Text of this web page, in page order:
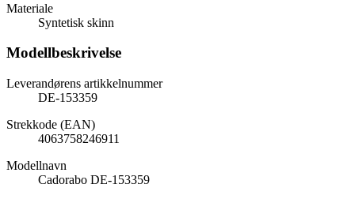
Materiale
Syntetisk skinn
Modellbeskrivelse
Leverandørens artikkelnummer
DE-153359
Strekkode (EAN)
4063758246911
Modellnavn
Cadorabo DE-153359